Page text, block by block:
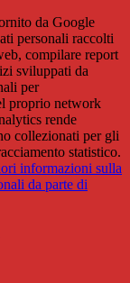
da Google
personali raccolti
compilare report
sviluppati da
per
proprio network
rende
collezionati per gli
statistico.
informazioni sulla
da parte di